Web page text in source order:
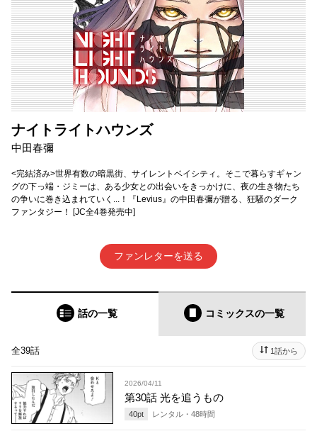
ナイトライトハウンズ
中田春彌
<完結済み>世界有数の暗黒街、サイレントベイシティ。そこで暮らすギャン
グの下っ端・ジミーは、ある少女との出会いをきっかけに、夜の生き物たち
の争いに巻き込まれていく...！『Levius』の中田春彌が贈る、狂騒のダーク
ファンタジー！ [JC全4巻発売中]
ファンレターを送る
話の一覧 コミックスの一覧
全39話 1話から
2026/04/11
第30話 光を追うもの
40pt レンタル・ 48時間